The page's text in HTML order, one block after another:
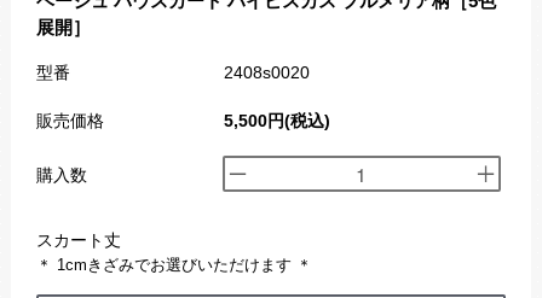
展開］
型番 2408s0020
販売価格 5,500円(税込)
購入数
スカート丈
＊ 1cmきざみでお選びいただけます ＊